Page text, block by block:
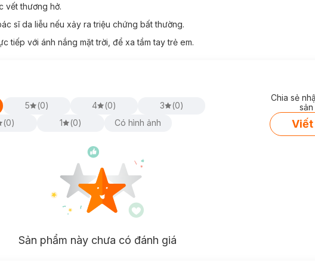
nắng trực tiếp hoặc nơi có nhiệt độ cao / ẩm ướt.
vết thương hở.
sĩ da liễu nếu xảy ra triệu chứng bất thường.
tiếp với ánh nắng mặt trời, để xa tầm tay trẻ em.
5 (0) 4 (0) 3 (0)
(0) 1 (0) Có hình ảnh
Chia sẻ
Viết
Sản phẩm này chưa có đánh giá